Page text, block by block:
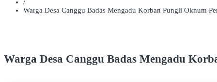
/
Warga Desa Canggu Badas Mengadu Korban Pungli Oknum
Warga Desa Canggu Badas Mengadu